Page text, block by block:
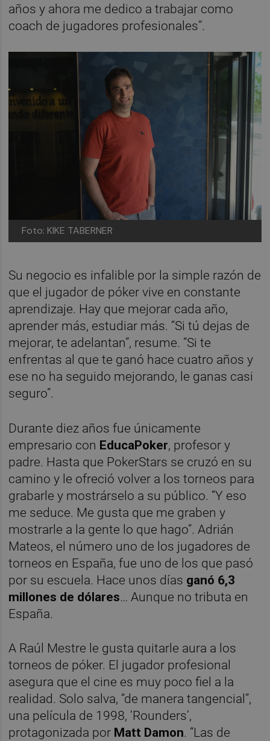
años y ahora me dedico a trabajar como
coach de jugadores profesionales”.
Foto: KIKE TABERNER
Su negocio es infalible por la simple razón de
que el jugador de póker vive en constante
aprendizaje. Hay que mejorar cada año,
aprender más, estudiar más. “Si tú dejas de
mejorar, te adelantan”, resume. “Si te
enfrentas al que te ganó hace cuatro años y
ese no ha seguido mejorando, le ganas casi
seguro”.
Durante diez años fue únicamente
empresario con EducaPoker, profesor y
padre. Hasta que PokerStars se cruzó en su
camino y le ofreció volver a los torneos para
grabarle y mostrárselo a su público. “Y eso
me seduce. Me gusta que me graben y
mostrarle a la gente lo que hago”. Adrián
Mateos, el número uno de los jugadores de
torneos en España, fue uno de los que pasó
por su escuela. Hace unos días ganó 6,3
millones de dólares… Aunque no tributa en
España.
A Raúl Mestre le gusta quitarle aura a los
torneos de póker. El jugador profesional
asegura que el cine es muy poco fiel a la
realidad. Solo salva, “de manera tangencial”,
una película de 1998, ‘Rounders’,
protagonizada por Matt Damon. “Las de